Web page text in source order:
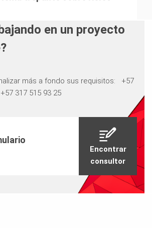
en un proyecto
más a fondo sus requisitos: ​​​​​​​ +57
317 515 93 25
Encontrar
consultor